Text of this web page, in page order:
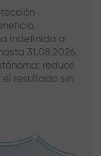
indefinida a
31.08.2026.
reduce
el resultado sin